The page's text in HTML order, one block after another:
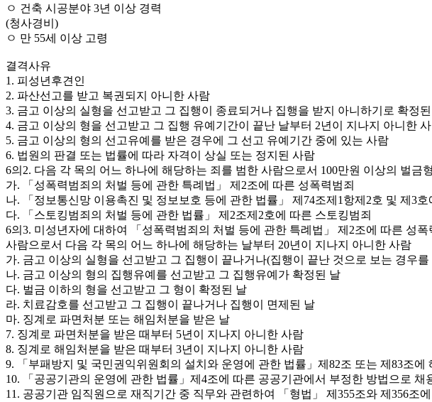
ㅇ 건축 시공분야 3년 이상 경력
(청사경비)
ㅇ 만 55세 이상 고령
결격사유
1. 피성년후견인
2. 파산선고를 받고 복권되지 아니한 사람
3. 금고 이상의 실형을 선고받고 그 집행이 종료되거나 집행을 받지 아니하기로 확정
4. 금고 이상의 형을 선고받고 그 집행 유예기간이 끝난 날부터 2년이 지나지 아니한
5. 금고 이상의 형의 선고유예를 받은 경우에 그 선고 유예기간 중에 있는 사람
6. 법원의 판결 또는 법률에 따라 자격이 상실 또는 정지된 사람
6의2. 다음 각 목의 어느 하나에 해당하는 죄를 범한 사람으로서 100만원 이상의 벌
가. 「성폭력범죄의 처벌 등에 관한 특례법」 제2조에 따른 성폭력범죄
나. 「정보통신망 이용촉진 및 정보보호 등에 관한 법률」 제74조제1항제2호 및 제3호
다. 「스토킹범죄의 처벌 등에 관한 법률」 제2조제2호에 따른 스토킹범죄
6의3. 미성년자에 대하여 「성폭력범죄의 처벌 등에 관한 특례법」 제2조에 따른 성
사람으로서 다음 각 목의 어느 하나에 해당하는 날부터 20년이 지나지 아니한 사람
가. 금고 이상의 실형을 선고받고 그 집행이 끝나거나(집행이 끝난 것으로 보는 경우
나. 금고 이상의 형의 집행유예를 선고받고 그 집행유예가 확정된 날
다. 벌금 이하의 형을 선고받고 그 형이 확정된 날
라. 치료감호를 선고받고 그 집행이 끝나거나 집행이 면제된 날
마. 징계로 파면처분 또는 해임처분을 받은 날
7. 징계로 파면처분을 받은 때부터 5년이 지나지 아니한 사람
8. 징계로 해임처분을 받은 때부터 3년이 지나지 아니한 사람
9. 「부패방지 및 국민권익위원회의 설치와 운영에 관한 법률」제82조 또는 제83조에
10. 「공공기관의 운영에 관한 법률」제4조에 따른 공공기관에서 부정한 방법으로
11. 공공기관 임직원으로 재직기간 중 직무와 관련하여 「형법」 제355조와 제356